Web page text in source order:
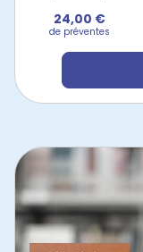
24,00 €
de préventes